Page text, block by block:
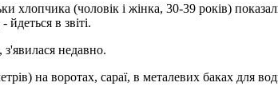
хлопчика (чоловік і жінка, 30-39 років)
в звіті.
недавно.
на воротах, сараї, в металевих баках для